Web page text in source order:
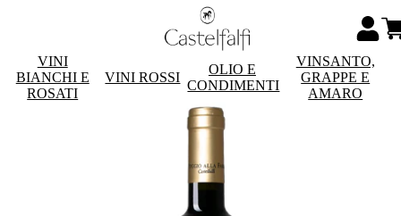
VINI
BIANCHI E
ROSATI
VINI ROSSI
OLIO E
CONDIMENTI
VINSANTO,
GRAPPE E
AMARO